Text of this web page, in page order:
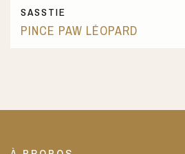
SASSTIE
PINCE PAW LÉOPARD